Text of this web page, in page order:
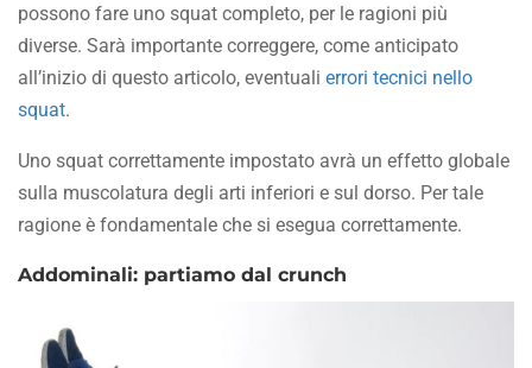
possono fare uno squat completo, per le ragioni più
diverse. Sarà importante correggere, come anticipato
all’inizio di questo articolo, eventuali errori tecnici nello
squat.
Uno squat correttamente impostato avrà un effetto globale
sulla muscolatura degli arti inferiori e sul dorso. Per tale
ragione è fondamentale che si esegua correttamente.
Addominali: partiamo dal crunch